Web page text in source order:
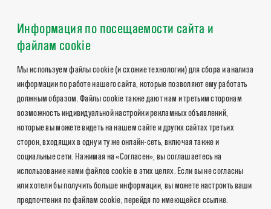
Информация по посещаемости сайта и
файлам cookie
Мы используем файлы cookie (и схожие технологии) для сбора и анализа
информации по работе нашего сайта, которые позволяют ему работать
должным образом. Файлы cookie также дают нам и третьим сторонам
возможность индивидуальной настройки рекламных объявлений,
которые вы можете видеть на нашем сайте и других сайтах третьих
сторон, входящих в одну и ту же онлайн-сеть, включая также и
социальные сети. Нажимая на «Согласен», вы соглашаетесь на
использование нами файлов cookie в этих целях. Если вы не согласны
или хотели бы получить больше информации, вы можете настроить ваши
предпочтения по файлам cookie, перейдя по имеющейся ссылке.